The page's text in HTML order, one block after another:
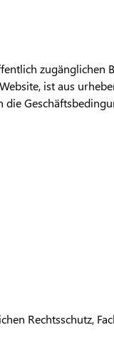
zugänglichen
ist aus
Rechtsschutz,